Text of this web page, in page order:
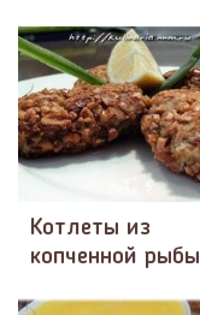
Котлеты из
копченной рыбы